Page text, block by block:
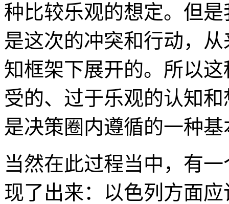
种比较乐观的想定。但
是这次的冲突和行动，
知框架下展开的。所以
受的、过于乐观的认知
是决策圈内遵循的一种
当然在此过程当中，有
现了出来：以色列方面